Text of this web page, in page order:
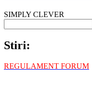
SIMPLY CLEVER
Stiri:
REGULAMENT FORUM